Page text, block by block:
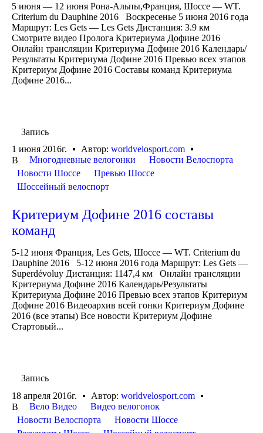
5 июня — 12 июня Рона-Альпы,Франция, Шоссе — WT.
Criterium du Dauphine 2016 Воскресенье 5 июня 2016 года
Маршрут: Les Gets — Les Gets Дистанция: 3.9 км
Смотрите видео Пролога Критериума Дофине 2016
Онлайн трансляции Критериума Дофине 2016 Календарь/
Результаты Критериума Дофине 2016 Превью всех этапов
Критериум Дофине 2016 Составы команд Критериума
Дофине 2016...
Запись
1 июня 2016г.
Автор: worldvelosport.com
В
Многодневные велогонки
Новости Велоспорта
Новости Шоссе
Превью Шоссе
Шоссейный велоспорт
Критериум Дофине 2016 составы
команд
5-12 июня Франция, Les Gets, Шоссе — WT. Criterium du
Dauphine 2016 5-12 июня 2016 года Маршрут: Les Gets —
Superdévoluy Дистанция: 1147,4 км Онлайн трансляции
Критериума Дофине 2016 Календарь/Результаты
Критериума Дофине 2016 Превью всех этапов Критериум
Дофине 2016 Видеоархив всей гонки Критериум Дофине
2016 (все этапы) Все новости Критериум Дофине
Стартовый...
Запись
18 апреля 2016г.
Автор: worldvelosport.com
В
Вело Видео
Видео велогонок
Новости Велоспорта
Новости Шоссе